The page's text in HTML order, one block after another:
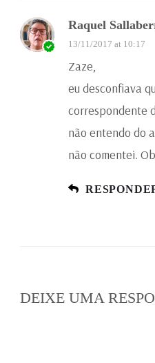
Raquel
13/11/2017 at 10:17
Zaze,
eu desconfiava
correspondente
não entendo do
não comentei.
DEIXE UMA